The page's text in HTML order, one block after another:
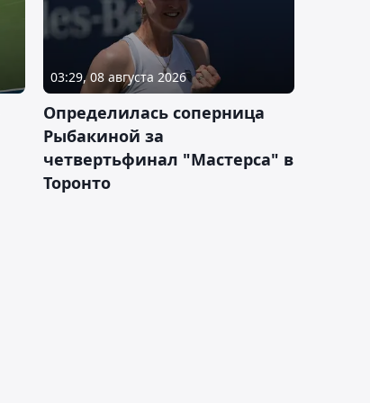
03:29, 08 августа 2026
Определилась соперница
Рыбакиной за
четвертьфинал "Мастерса" в
Торонто